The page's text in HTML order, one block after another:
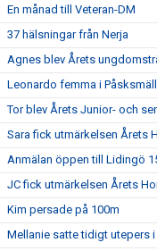
En månad till Veteran-DM
37 hälsningar från Nerja
Agnes blev Årets
Leonardo femma i
Tor blev Årets Junior- och
Sara fick utmärkelsen Årets
Anmälan öppen till Lidingö
JC fick utmärkelsen Årets
Kim persade på 100m
Mellanie satte tidigt utepers i